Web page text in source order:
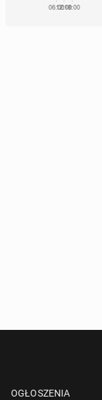
OGŁOSZENIA